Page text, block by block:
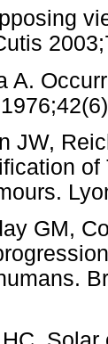
Cutis
A.
JW,
GM,